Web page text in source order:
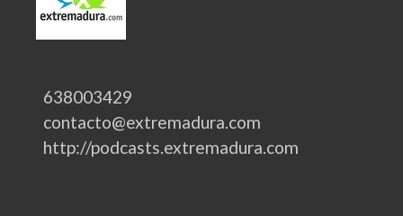
638003429
contacto@extremadura.com
http://podcasts.extremadura.com